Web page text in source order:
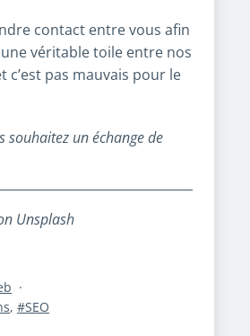
contact entre vous afin
véritable toile entre nos
c’est pas mauvais pour le
souhaitez un échange de
Unsplash
, SEO